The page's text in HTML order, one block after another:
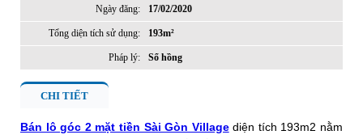
Ngày đăng: 17/02/2020
Tổng diện tích sử dụng: 193m²
Pháp lý: Sổ hồng
CHI TIẾT
Bán lô góc 2 mặt tiền Sài Gòn Villagediện tích 193m2 nằm